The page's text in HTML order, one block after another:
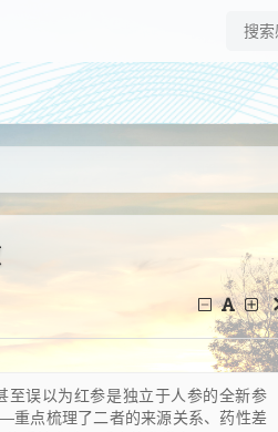
至误以为红参是独立于人参的全新参
重点梳理了二者的来源关系、药性差